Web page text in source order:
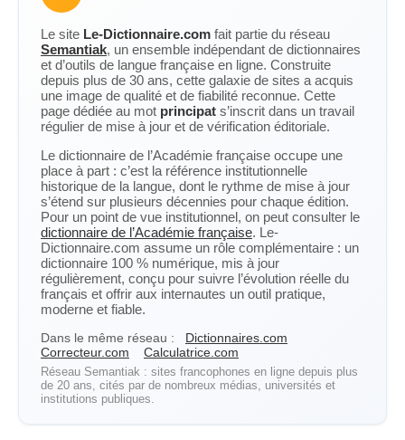
Le site Le-Dictionnaire.com fait partie du réseau
Semantiak, un ensemble indépendant de dictionnaires
et d’outils de langue française en ligne. Construite
depuis plus de 30 ans, cette galaxie de sites a acquis
une image de qualité et de fiabilité reconnue. Cette
page dédiée au mot principat s’inscrit dans un travail
régulier de mise à jour et de vérification éditoriale.
Le dictionnaire de l’Académie française occupe une
place à part : c’est la référence institutionnelle
historique de la langue, dont le rythme de mise à jour
s’étend sur plusieurs décennies pour chaque édition.
Pour un point de vue institutionnel, on peut consulter le
dictionnaire de l’Académie française. Le-
Dictionnaire.com assume un rôle complémentaire : un
dictionnaire 100 % numérique, mis à jour
régulièrement, conçu pour suivre l’évolution réelle du
français et offrir aux internautes un outil pratique,
moderne et fiable.
Dans le même réseau :
Dictionnaires.com
Correcteur.com
Calculatrice.com
Réseau Semantiak : sites francophones en ligne depuis plus
de 20 ans, cités par de nombreux médias, universités et
institutions publiques.